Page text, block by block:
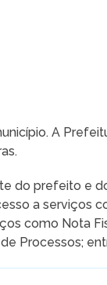
A
do prefeito e
a serviços
como Nota
Processos;